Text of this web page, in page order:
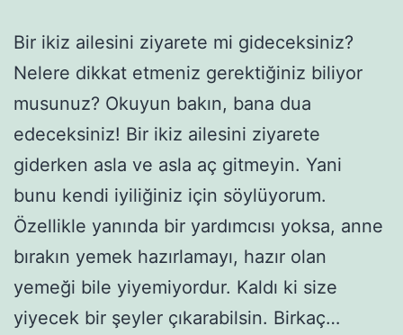
Bir ikiz ailesini ziyarete mi gideceksiniz?
Nelere dikkat etmeniz gerektiğiniz biliyor
musunuz? Okuyun bakın, bana dua
edeceksiniz! Bir ikiz ailesini ziyarete
giderken asla ve asla aç gitmeyin. Yani
bunu kendi iyiliğiniz için söylüyorum.
Özellikle yanında bir yardımcısı yoksa, anne
bırakın yemek hazırlamayı, hazır olan
yemeği bile yiyemiyordur. Kaldı ki size
yiyecek bir şeyler çıkarabilsin. Birkaç…